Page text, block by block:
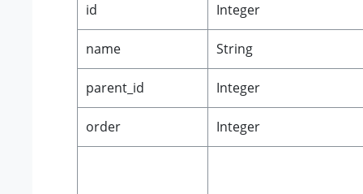
id Integer
name String
parent_id Integer
order Integer